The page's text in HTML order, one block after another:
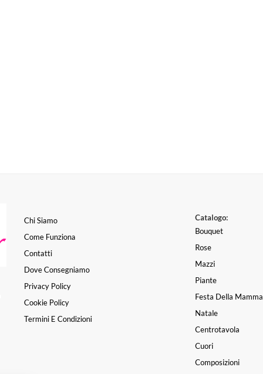
Chi Siamo
Come Funziona
Contatti
Dove Consegniamo
Privacy Policy
Cookie Policy
Termini E Condizioni
Catalogo:
Bouquet
Rose
Mazzi
Piante
Festa Della Mamma
Natale
Centrotavola
Cuori
Composizioni